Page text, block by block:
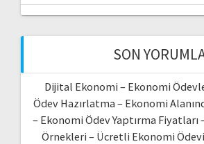
SON
Dijital Ekonomi – Ekonomi
Ödev Hazırlatma – Ekonomi
– Ekonomi Ödev Yaptırma Fiyatları
Örnekleri – Ücretli Ekonomi